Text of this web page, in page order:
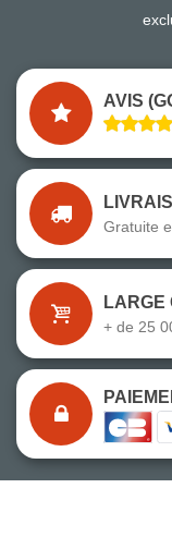
AVIS
Gratuite
LARGE
+ de 25